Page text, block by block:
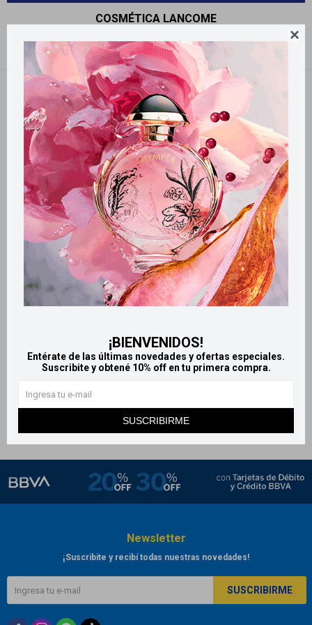

¡BIENVENIDOS!
Entérate de las últimas novedades y ofertas especiales.
Suscribite y obtené 10% off en tu primera compra.
SUSCRIBIRME
COSMÉTICA LANCOME
Recomendados
Filtrando por: Cosmética Lancome Quitar filtros
LlegaMAÑANA
MAÑANA
de pestañas + delineador +
desmaquillante
2.120
LlegaMAÑANA
LlegaMAÑANA
máscara de pestañas
$ 2.120
Newsletter
¡Suscribite y recibí todas nuestras novedades!
SUSCRIBIRME